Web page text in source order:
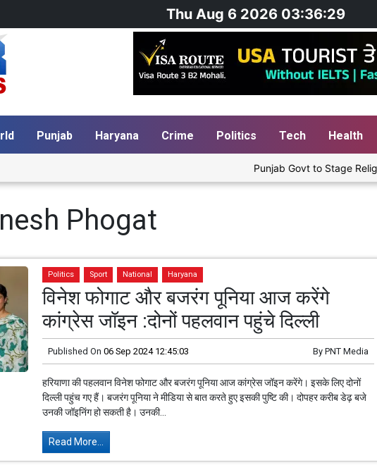
Thu Aug 6 2026 03:36:30
Punjab Haryana Crime Politics Tech Health
Punjab Govt to Stage
Phogat
Politics Sport National Haryana
विनेश फोगाट और बजरंग पूनिया आज करेंगे
कांग्रेस जॉइन :दोनों पहलवान पहुंचे दिल्ली
Published On 06 Sep 2024 12:45:03 By PNT Media
हरियाणा की पहलवान विनेश फोगाट और बजरंग पूनिया आज कांग्रेस जॉइन करेंगे। इसके लिए दोनों
दिल्ली पहुंच गए हैं। बजरंग पूनिया ने मीडिया से बात करते हुए इसकी पुष्टि की। दोपहर करीब डेढ़ बजे
उनकी जॉइनिंग हो सकती है। उनकी...
Read More...